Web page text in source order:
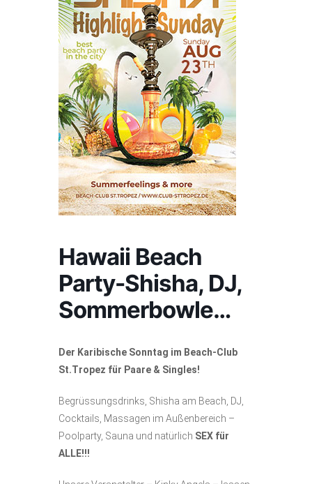
Hawaii Beach
Party-Shisha, DJ,
Sommerbowle…
Der Karibische Sonntag im Beach-Club
St.Tropez für Paare & Singles!
Begrüssungsdrinks, Shisha am Beach, DJ,
Cocktails, Massagen im Außenbereich –
Poolparty, Sauna und natürlich SEX für
ALLE!!!